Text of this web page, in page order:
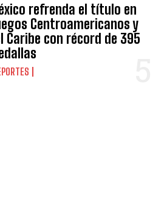
refrenda el título en
Centroamericanos y
Caribe con récord de 395